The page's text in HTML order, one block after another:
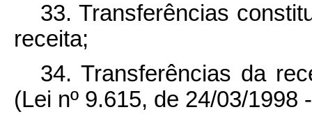
33. Transferências
receita;
34. Transferências da
(Lei nº 9.615, de 24/03/1998